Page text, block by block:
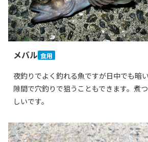
メバル 食用
夜釣りでよく釣れる魚ですが日中でも暗
隙間で穴釣りで狙うこともできます。煮
しいです。